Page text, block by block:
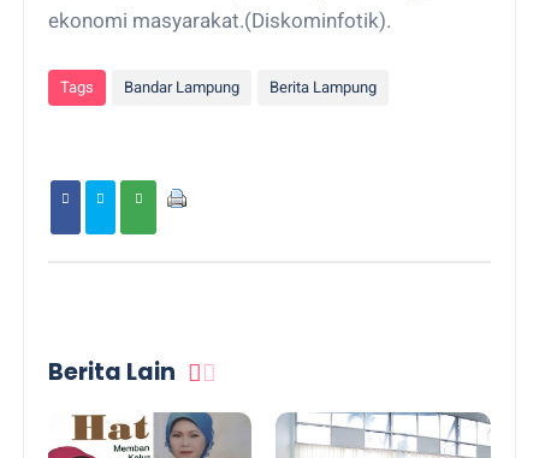
ekonomi masyarakat.(Diskominfotik).
Tags Bandar Lampung Berita Lampung
Berita Lain